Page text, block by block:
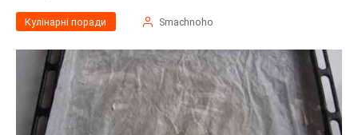
Кулінарні поради Smachnoho